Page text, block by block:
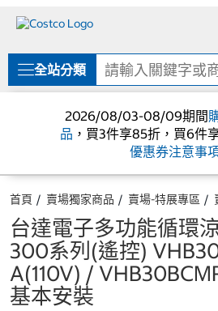
單
全站分類
2026/08/03-08/09期間
品 ，買3件享85折，買6件
優惠券注意事
首頁 賣場獨家商品 賣場-特展專區
台達電子多功能循環
300系列(遙控)
A(110V) /
基本安裝